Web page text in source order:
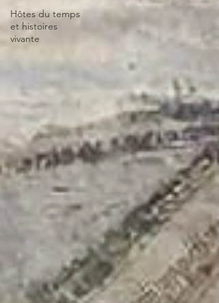
Hôtes du temps
et histoires
vivante